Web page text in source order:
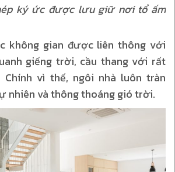
ký ức được lưu giữ nơi tổ ấm
không gian được liên thông với
giếng trời, cầu thang với rất
Chính vì thế, ngôi nhà luôn tràn
nhiên và thông thoáng gió trời.